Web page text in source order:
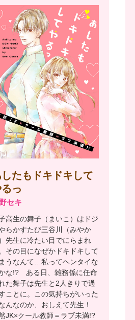
たもドキドキして
っ
セキ
高生の舞子（まいこ）はドジ
らかすたび三谷川（みやか
先生に冷たい目でにらまれ
その目になぜかドキドキして
うなんて…私ってヘンタイな
な!? ある日、雑務係に任命
た舞子は先生と2人きりで過
ことに。この気持ちがいった
んなのか、おしえて先生！
JK×クール教師＝ラブ未満!?